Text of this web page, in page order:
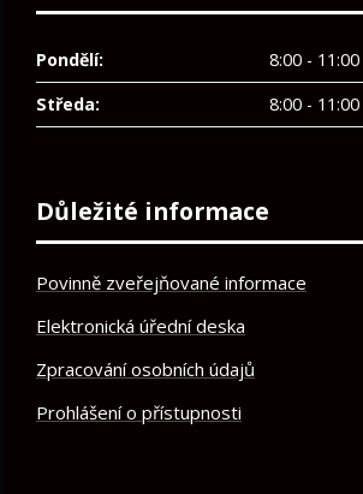
Pondělí:
8:00 -
Středa:
8:00 -
Důležité informace
Povinně zveřejňované informace
Elektronická úřední deska
Zpracování osobních údajů
Prohlášení o přístupnosti